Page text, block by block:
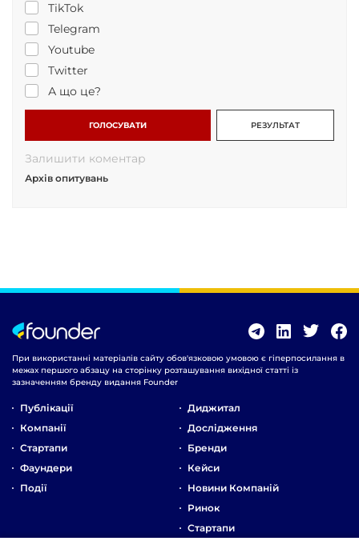
TikTok
Telegram
Youtube
Twitter
А що це?
ГОЛОСУВАТИ РЕЗУЛЬТАТ
Залишити коментар
Архів опитувань
При використанні матеріалів сайту обов'язковою умовою є гіперпосилання в
межах першого абзацу на сторінку розташування вихідної статті із
зазначенням бренду видання Founder
Публікації
Компанії
Стартапи
Фаундери
Події
Диджитал
Дослідження
Бренди
Кейси
Новини Компаній
Ринок
Стартапи